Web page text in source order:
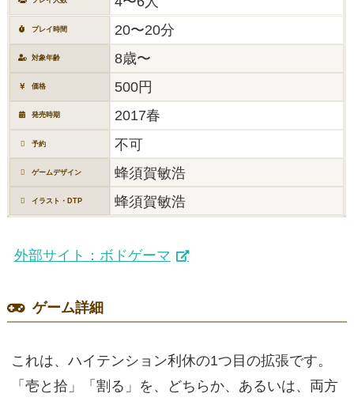
プレイ時間 20〜20分
対象年齢 8歳〜
価格 500円
発売時期 2017春
予約 不可
ゲームデザイン 蜂須賀敏浩
イラスト・DTP 蜂須賀敏浩
外部サイト：ボドゲーマ
ゲーム詳細
これは、ハイテンション利休の1つ目の拡張です。
「壱と拾」「割る」を、どちらか、あるいは、両方